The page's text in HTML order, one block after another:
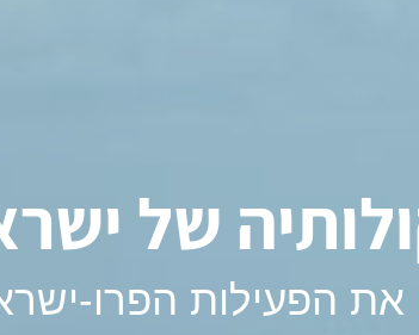
של
את הפעילות הפרו-